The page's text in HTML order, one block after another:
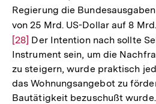
Regierung die
von 25 Mrd. US-Dollar auf 8
[28] Der Intention nach sollte
Instrument sein, um die
zu steigern, wurde praktisch
das Wohnungsangebot zu
Bautätigkeit bezuschußt